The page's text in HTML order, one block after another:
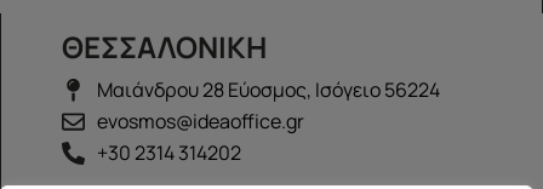
ΘΕΣΣΑΛΟΝΙΚΗ
Μαιάνδρου 28 Εύοσμος, Ισόγειο 56224
evosmos@ideaoffice.gr
+30 2314 314202